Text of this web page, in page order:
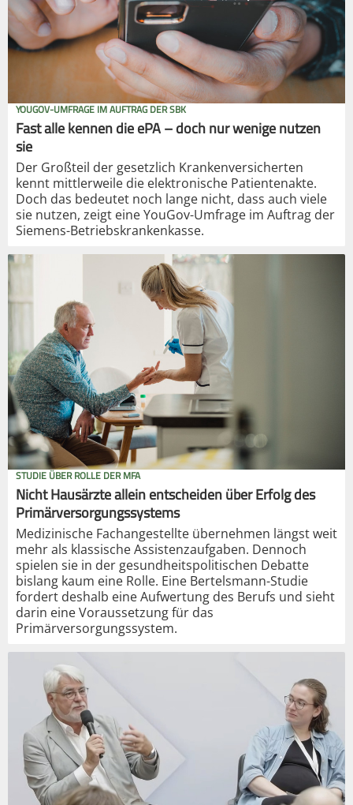
YOUGOV-UMFRAGE IM AUFTRAG DER SBK
Fast alle kennen die ePA – doch nur wenige nutzen
sie
Der Großteil der gesetzlich Krankenversicherten
kennt mittlerweile die elektronische Patientenakte.
Doch das bedeutet noch lange nicht, dass auch viele
sie nutzen, zeigt eine YouGov-Umfrage im Auftrag der
Siemens-Betriebskrankenkasse.
STUDIE ÜBER ROLLE DER MFA
Nicht Hausärzte allein entscheiden über Erfolg des
Primärversorgungssystems
Medizinische Fachangestellte übernehmen längst weit
mehr als klassische Assistenzaufgaben. Dennoch
spielen sie in der gesundheitspolitischen Debatte
bislang kaum eine Rolle. Eine Bertelsmann-Studie
fordert deshalb eine Aufwertung des Berufs und sieht
darin eine Voraussetzung für das
Primärversorgungssystem.